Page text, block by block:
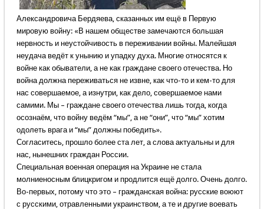
Александровича Бердяева, сказанных им ещё в Первую
мировую войну: «В нашем обществе замечаются большая
нервность и неустойчивость в переживании войны. Малейшая
неудача ведёт к унынию и упадку духа. Многие относятся к
войне как обыватели, а не как граждане своего отечества. Но
война должна переживаться не извне, как что-то и кем-то для
нас совершаемое, а изнутри, как дело, совершаемое нами
самими. Мы – граждане своего отечества лишь тогда, когда
осознаём, что войну ведём “мы”, а не “они”, что “мы” хотим
одолеть врага и “мы” должны победить».
Согласитесь, прошло более ста лет, а слова актуальны и для
нас, нынешних граждан России.
Специальная военная операция на Украине не стала
молниеносным блицкригом и продлится ещё долго. Очень долго.
Во-первых, потому что это – гражданская война: русские воюют
с русскими, отравленными украинством, а те и другие воевать